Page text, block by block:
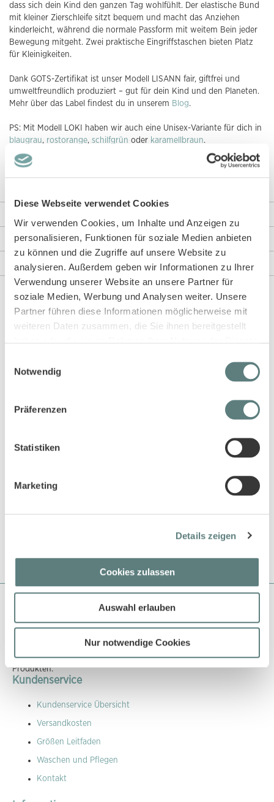
Diese Webseite verwendet Cookies
Wir verwenden Cookies, um Inhalte und Anzeigen zu
personalisieren, Funktionen für soziale Medien anbieten
zu können und die Zugriffe auf unsere Website zu
analysieren. Außerdem geben wir Informationen zu Ihrer
Verwendung unserer Website an unsere Partner für
soziale Medien, Werbung und Analysen weiter. Unsere
Partner führen diese Informationen möglicherweise mit
weiteren Daten zusammen, die Sie ihnen bereitgestellt
Notwendig
Präferenzen
Statistiken
Marketing
Details zeigen
Cookies zulassen
Auswahl erlauben
Nur notwendige Cookies
dass sich dein Kind den ganzen Tag wohlfühlt. Der elastische Bund
mit kleiner Zierschleife sitzt bequem und macht das Anziehen
kinderleicht, während die normale Passform mit weitem Bein jeder
Bewegung mitgeht. Zwei praktische Eingriffstaschen bieten Platz
für Kleinigkeiten.
Dank GOTS-Zertifikat ist unser Modell LISANN fair, giftfrei und
umweltfreundlich produziert – gut für dein Kind und den Planeten.
Mehr über das Label findest du in unserem Blog.
PS: Mit Modell LOKI haben wir auch eine Unisex-Variante für dich in
blaugrau, rostorange, schilfgrün oder karamellbraun.
PPS: Modell
oder
Streifendesignsind zwei tolle Alternativen aus unserem Shop.
Rezensionen
Angaben zur Produktsicherheit
Diese Artikel könnten dir auch gefallen!
8,95 €
Über Sense Organics
Sense Organics gehört zu den Pionieren in der Naturtextilbranche
und beliefert bereits seit über 18 Jahren den EInzelhandel und
auch grosse Kaufhäuser mit ökologisch und fair produzierten
Produkten.
Kundenservice
Kundenservice Übersicht
Versandkosten
Größen Leitfaden
Waschen und Pflegen
Kontakt